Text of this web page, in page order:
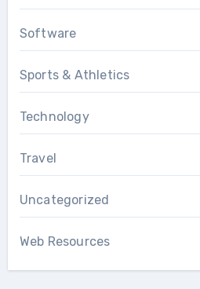
Software
Sports & Athletics
Technology
Travel
Uncategorized
Web Resources